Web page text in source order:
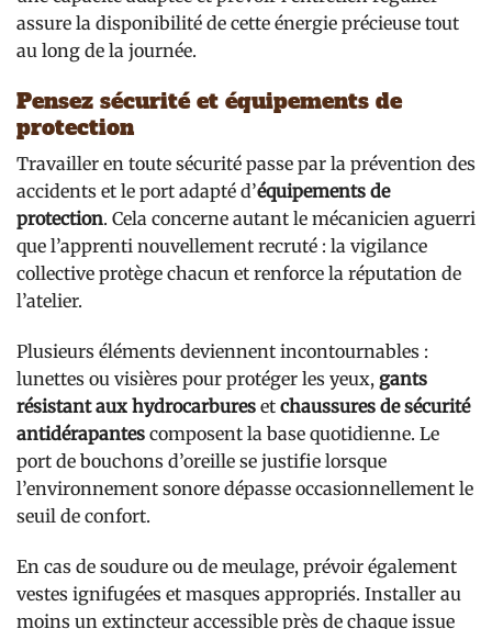
assure la disponibilité de cette énergie précieuse tout
au long de la journée.
Pensez sécurité et équipements de
protection
Travailler en toute sécurité passe par la prévention des
accidents et le port adapté d’équipements de
protection. Cela concerne autant le mécanicien aguerri
que l’apprenti nouvellement recruté : la vigilance
collective protège chacun et renforce la réputation de
l’atelier.
Plusieurs éléments deviennent incontournables :
lunettes ou visières pour protéger les yeux, gants
résistant aux hydrocarbures et chaussures de sécurité
antidérapantes composent la base quotidienne. Le
port de bouchons d’oreille se justifie lorsque
l’environnement sonore dépasse occasionnellement le
seuil de confort.
En cas de soudure ou de meulage, prévoir également
vestes ignifugées et masques appropriés. Installer au
moins un extincteur accessible près de chaque issue